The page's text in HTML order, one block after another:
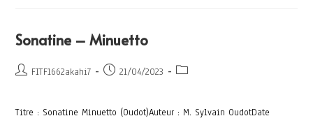
Sonatine – Minuetto
FITF1662akahi7 21/04/2023
Titre : Sonatine Minuetto (Oudot)Auteur : M. Sylvain OudotDate